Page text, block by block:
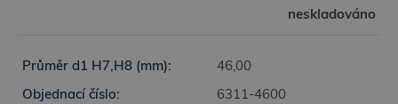
neskladováno
46,00
6311-4600